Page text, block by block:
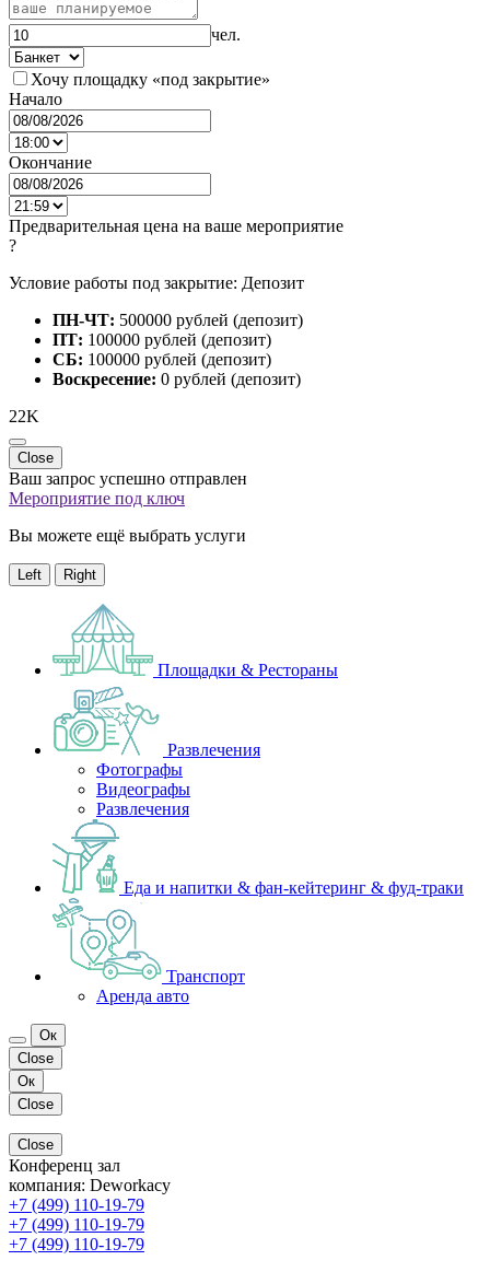
чел.
Хочу площадку «под закрытие»
Начало
Окончание
Предварительная цена на ваше мероприятие
?
Условие работы под закрытие: Депозит
ПН-ЧТ: 500000 рублей (депозит)
ПТ: 100000 рублей (депозит)
СБ: 100000 рублей (депозит)
Воскресение: 0 рублей (депозит)
22K
Close
Ваш запрос успешно отправлен
Мероприятие под ключ
Вы можете ещё выбрать услуги
Left Right
Площадки & Рестораны
Развлечения
Фотографы
Видеографы
Развлечения
Еда и напитки & фан-кейтеринг & фуд-траки
Транспорт
Аренда авто
Ок
Close
Ок
Close
Close
Конференц зал
компания: Deworkacy
+7 (499) 110-19-79
+7 (499) 110-19-79
+7 (499) 110-19-79